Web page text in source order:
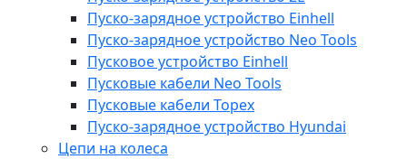
Пуско-зарядное устройство Einhell
Пуско-зарядное устройство Neo Tools
Пусковое устройство Einhell
Пусковые кабели Neo Tools
Пусковые кабели Topex
Пуско-зарядное устройство Hyundai
Цепи на колеса